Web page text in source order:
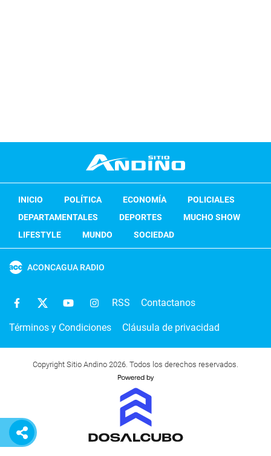
INICIO POLÍTICA ECONOMÍA
POLICIALES
DEPARTAMENTALES
DEPORTES
MUCHO SHOW
LIFESTYLE
MUNDO SOCIEDAD
ACONCAGUA RADIO
RSS Contactanos
Términos y Condiciones Cláusula de privacidad
Copyright Sitio Andino 2026. Todos los derechos reservados.